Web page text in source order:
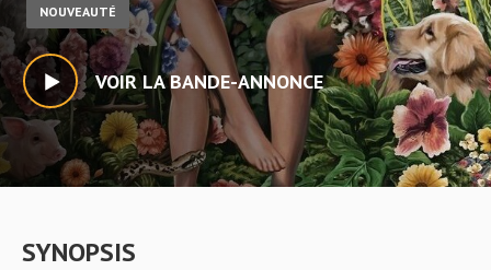
NOUVEAUTÉ
VOIR LA BANDE-ANNONCE
SYNOPSIS